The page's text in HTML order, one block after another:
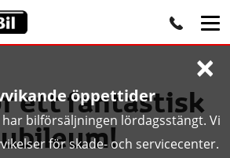
öppettider
har bilförsäljningen lördagsstängt. Vi
för skade- och servicecenter.
×
ett fantastisk